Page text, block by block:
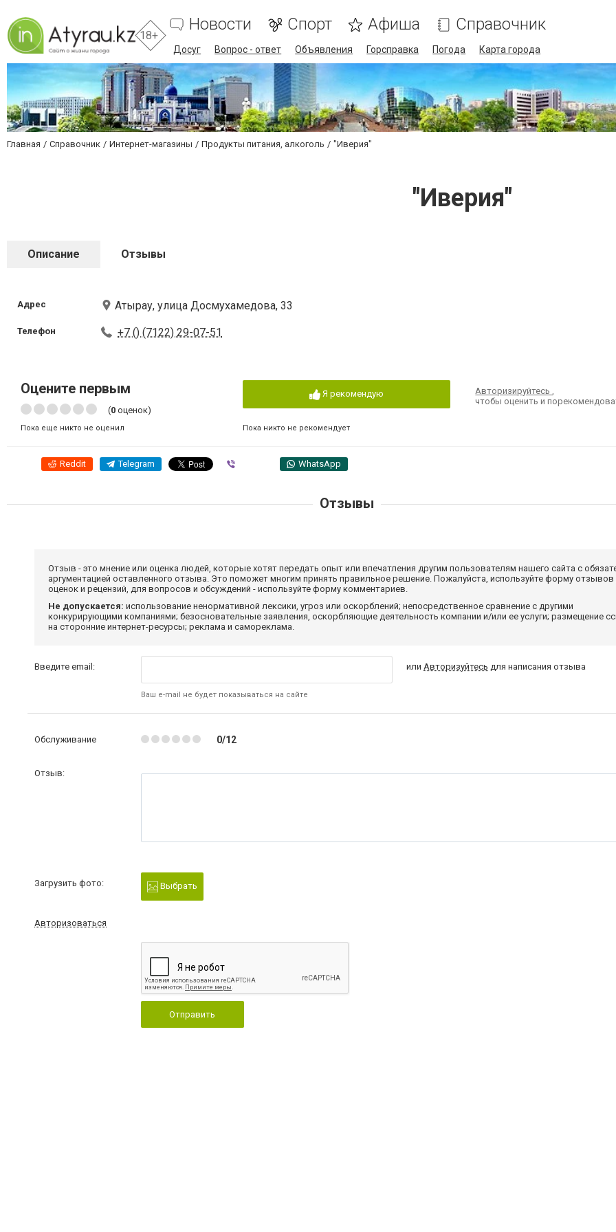
18+
Новости Спорт Афиша Справочник
Досуг Вопрос - ответ Объявления Горсправка Погода Карта города
Главная Справочник Интернет-магазины Продукты питания, алкоголь "Иверия"
"Иверия"
Описание Отзывы
Адрес Атырау, улица Досмухамедова, 33
Телефон +7 () (7122) 29-07-51
Оцените первым
(0 оценок)
Пока еще никто не оценил
Я рекомендую
Пока никто не рекомендует
Авторизируйтесь,
чтобы оценить и
Reddit Telegram WhatsApp
Отзывы
Отзыв - это мнение или оценка людей, которые хотят передать опыт или впечатления другим пользователям нашего сайта с
аргументацией оставленного отзыва. Это поможет многим принять правильное решение. Пожалуйста, используйте форму отзывов
оценок и рецензий, для вопросов и обсуждений - используйте форму комментариев.
Не допускается: использование ненормативной лексики, угроз или оскорблений; непосредственное сравнение с другими
конкурирующими компаниями; безосновательные заявления, оскорбляющие деятельность компании и/или ее услуги; размещение
на сторонние интернет-ресурсы; реклама и самореклама.
Введите email:
Ваш e-mail не будет показываться на сайте
илиАвторизуйтесь для написания отзыва
Обслуживание 0/12
Отзыв:
Загрузить фото: Выбрать
Авторизоваться
Отправить